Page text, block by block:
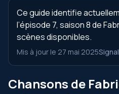
Ce guide identifie
l’épisode 7, saison 8 de
scènes disponibles.
Mis à jour le 27 mai 2025
Chansons de